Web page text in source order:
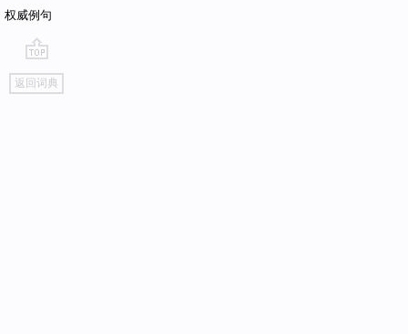
权威例句
go
top
返回词典